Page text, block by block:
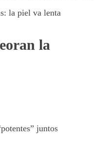
la piel va lenta
la
juntos